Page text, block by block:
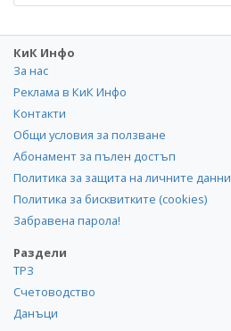
КиК Инфо
За нас
Реклама в КиК Инфо
Контакти
Общи условия за ползване
Абонамент за пълен достъп
Политика за защита на личните данни
Политика за бисквитките (cookies)
Забравена парола!
Раздели
ТРЗ
Счетоводство
Данъци